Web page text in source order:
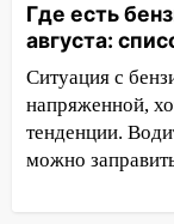
07:02 Жара
погода в
06:10 Двое
летнюю
06:00
мешок и
Где есть
августа:
Ситуация с
напряженной,
тенденции.
можно